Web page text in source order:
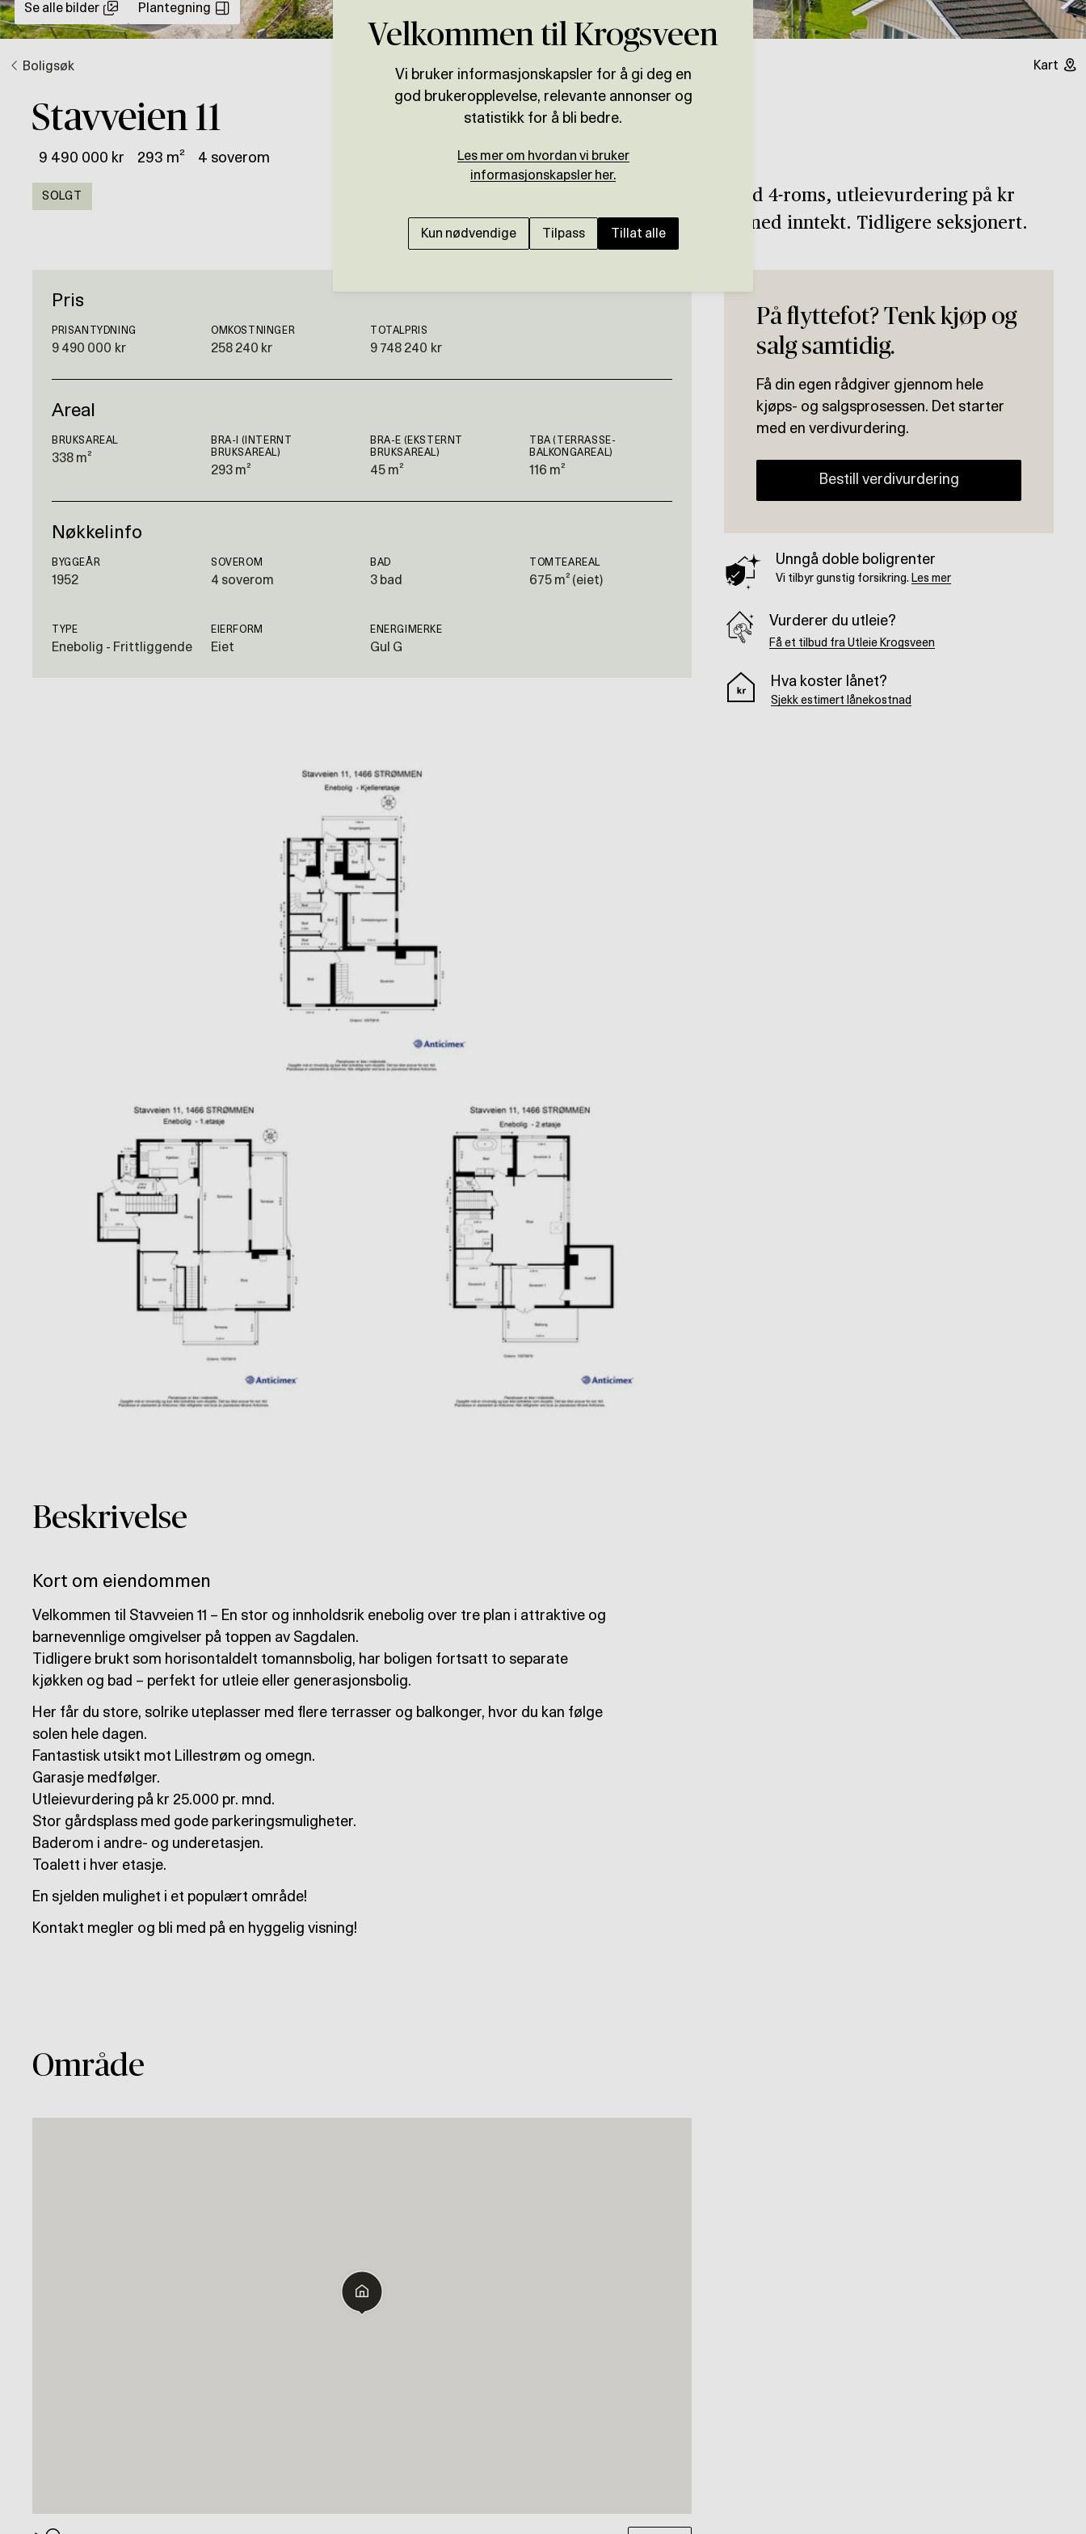
Se alle bilder Plantegning
Boligsøk Kart
Stavveien 11
9 490 000 kr 293 m² 4 soverom
SOLGT
STRØMMEN
Stor generasjonsbolig med 4-roms, utleievurdering på kr
300.000,- pr. år. Bo selv med inntekt. Tidligere seksjonert.
Pris
PRISANTYDNING
9 490 000 kr
OMKOSTNINGER
258 240 kr
TOTALPRIS
9 748 240 kr
Areal
BRUKSAREAL
338 m²
BRA-I (INTERNT
BRUKSAREAL)
293 m²
BRA-E (EKSTERNT
BRUKSAREAL)
45 m²
TBA (TERRASSE-
BALKONGAREAL)
116 m²
Nøkkelinfo
BYGGEÅR
1952
SOVEROM
4 soverom
BAD
3 bad
TOMTEAREAL
675 m² (eiet)
TYPE
Enebolig - Frittliggende
EIERFORM
Eiet
ENERGIMERKE
Gul G
Beskrivelse
Kort om eiendommen
Velkommen til Stavveien 11 – En stor og innholdsrik enebolig over tre plan i attraktive og
barnevennlige omgivelser på toppen av Sagdalen.
Tidligere brukt som horisontaldelt tomannsbolig, har boligen fortsatt to separate
kjøkken og bad – perfekt for utleie eller generasjonsbolig.
Her får du store, solrike uteplasser med flere terrasser og balkonger, hvor du kan følge
solen hele dagen.
Fantastisk utsikt mot Lillestrøm og omegn.
Garasje medfølger.
Utleievurdering på kr 25.000 pr. mnd.
Stor gårdsplass med gode parkeringsmuligheter.
Baderom i andre- og underetasjen.
Toalett i hver etasje.
En sjelden mulighet i et populært område!
Kontakt megler og bli med på en hyggelig visning!
Område
På flyttefot? Tenk kjøp og
salg samtidig.
Få din egen rådgiver gjennom hele
kjøps- og salgsprosessen. Det starter
med en verdivurdering.
Bestill verdivurdering
Unngå doble boligrenter
Vi tilbyr gunstig forsikring. Les mer
Vurderer du utleie?
Få et tilbud fra Utleie Krogsveen
Hva koster lånet?
Sjekk estimert lånekostnad
Velkommen til Krogsveen
Vi bruker informasjonskapsler for å gi deg en
god brukeropplevelse, relevante annonser og
statistikk for å bli bedre.
Les mer om hvordan vi bruker
informasjonskapsler her.
Kun nødvendige Tilpass Tillat alle